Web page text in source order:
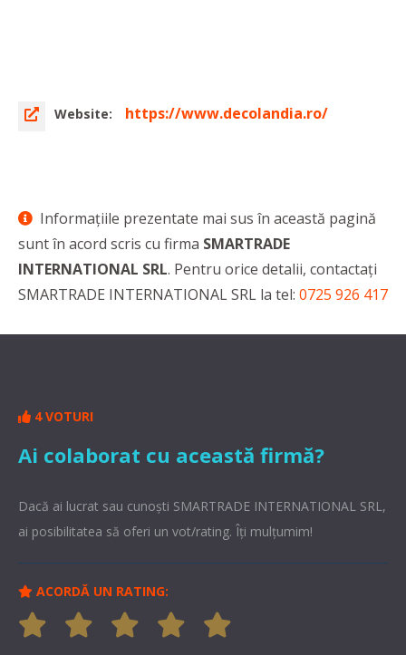
Website: https://www.decolandia.ro/
Informaţiile prezentate mai sus în această pagină
sunt în acord scris cu firma SMARTRADE
INTERNATIONAL SRL. Pentru orice detalii, contactaţi
SMARTRADE INTERNATIONAL SRL la tel: 0725 926 417
4 VOTURI
Ai colaborat cu această firmă?
Dacă ai lucrat sau cunoşti SMARTRADE INTERNATIONAL SRL,
ai posibilitatea să oferi un vot/rating. Îți mulțumim!
ACORDĂ UN RATING: